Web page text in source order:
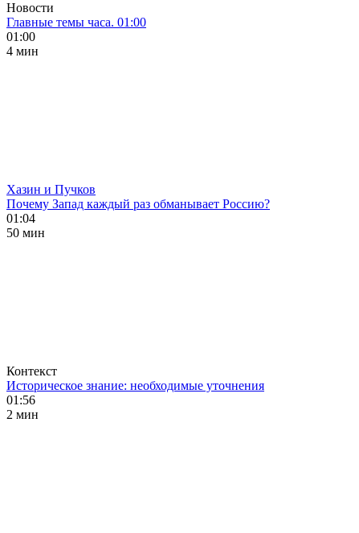
Новости
Главные темы часа. 01:00
01:00
4 мин
Хазин и Пучков
Почему Запад каждый раз обманывает Россию?
01:04
50 мин
Контекст
Историческое знание: необходимые уточнения
01:56
2 мин